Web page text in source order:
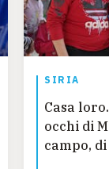
SIRIA
Casa
occhi di
campo,